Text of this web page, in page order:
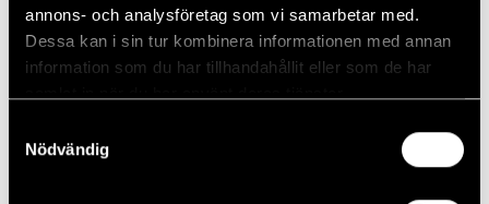
annons- och analysföretag som vi samarbetar med.
Dessa kan i sin tur kombinera informationen med annan
information som du har tillhandahållit eller som de har
Nödvändig
$100
PLATS
Piteå GK
Piteå Open 36 hål KM Klubbmästerskap 2024